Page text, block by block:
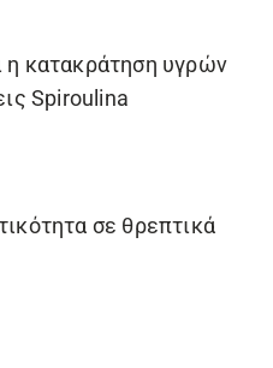
η κατακράτηση υγρών
Spiroulina
σε θρεπτικά